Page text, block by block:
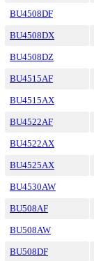
BU4508DF
BU4508DX
BU4508DZ
BU4515AF
BU4515AX
BU4522AF
BU4522AX
BU4525AX
BU4530AW
BU508AF
BU508AW
BU508DF